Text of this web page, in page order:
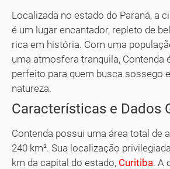
Localizada no estado do Paraná, a
é um lugar encantador, repleto de
rica em história. Com uma
uma atmosfera tranquila, Contenda
perfeito para quem busca sossego
natureza.
Características e Dados
Contenda possui uma área total de
240 km². Sua localização
km da capital do estado, Curitiba. A